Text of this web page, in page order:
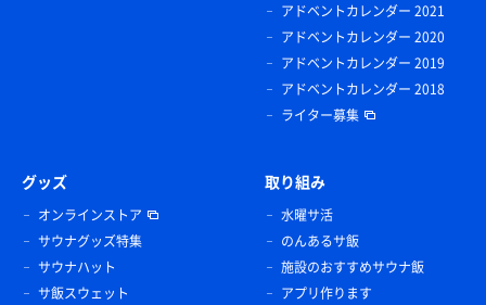
アドベントカレンダー 2021
アドベントカレンダー 2020
アドベントカレンダー 2019
アドベントカレンダー 2018
ライター募集
グッズ
オンラインストア
サウナグッズ特集
サウナハット
サ飯スウェット
取り組み
水曜サ活
のんあるサ飯
施設のおすすめサウナ飯
アプリ作ります